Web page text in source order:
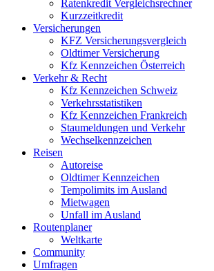
Ratenkredit Vergleichsrechner
Kurzzeitkredit
Versicherungen
KFZ Versicherungsvergleich
Oldtimer Versicherung
Kfz Kennzeichen Österreich
Verkehr & Recht
Kfz Kennzeichen Schweiz
Verkehrsstatistiken
Kfz Kennzeichen Frankreich
Staumeldungen und Verkehr
Wechselkennzeichen
Reisen
Autoreise
Oldtimer Kennzeichen
Tempolimits im Ausland
Mietwagen
Unfall im Ausland
Routenplaner
Weltkarte
Community
Umfragen